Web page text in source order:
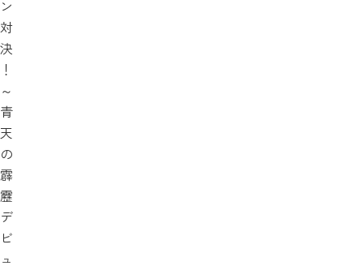
ン
対
決
！
～
青
天
の
霹
靂
デ
ビ
ュ